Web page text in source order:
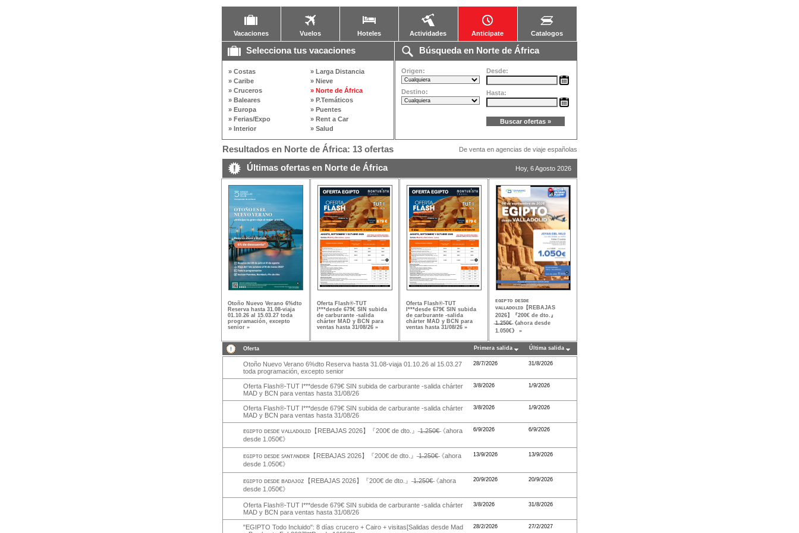
Vacaciones Vuelos Hoteles Actividades Anticipate Catalogos
Selecciona tus vacaciones Búsqueda en Norte de África
» Costas
» Caribe
» Cruceros
» Baleares
» Europa
» Ferias/Expo
» Interior
» Larga Distancia
» Nieve
» Norte de África
» P.Temáticos
» Puentes
» Rent a Car
» Salud
Origen:
Destino:
Desde:
Hasta:
Resultados en Norte de África: 13 ofertas De venta en agencias de viaje españolas
Últimas ofertas en Norte de África Hoy, 6 Agosto 2026
Otoño Nuevo Verano 6%dto
Reserva hasta 31.08-viaja
01.10.26 al 15.03.27 toda
programación, excepto
senior »
Oferta Flash®-TUT
I***desde 679€ SIN subida
de carburante -salida
chárter MAD y BCN para
ventas hasta 31/08/26 »
Oferta Flash®-TUT
I***desde 679€ SIN subida
de carburante -salida
chárter MAD y BCN para
ventas hasta 31/08/26 »
ᴇɢɪᴘᴛᴏ ᴅᴇꜱᴅᴇ
ᴠᴀʟʟᴀᴅᴏʟɪᴅ【REBAJAS
2026】『200€ de dto.』
̶1̶.̶2̶5̶0̶€̶《ahora desde
1.050€》 »
Oferta Primera salida Última salida
Otoño Nuevo Verano 6%dto Reserva hasta 31.08-viaja 01.10.26 al 15.03.27
toda programación, excepto senior
28/7/2026 31/8/2026
Oferta Flash®-TUT I***desde 679€ SIN subida de carburante -salida chárter
MAD y BCN para ventas hasta 31/08/26
3/8/2026 1/9/2026
Oferta Flash®-TUT I***desde 679€ SIN subida de carburante -salida chárter
MAD y BCN para ventas hasta 31/08/26
3/8/2026 1/9/2026
ᴇɢɪᴘᴛᴏ ᴅᴇꜱᴅᴇ ᴠᴀʟʟᴀᴅᴏʟɪᴅ【REBAJAS 2026】『200€ de dto.』 ̶1̶.̶2̶5̶0̶€̶《ahora
desde 1.050€》
6/9/2026 6/9/2026
ᴇɢɪᴘᴛᴏ ᴅᴇꜱᴅᴇ ꜱᴀɴᴛᴀɴᴅᴇʀ【REBAJAS 2026】『200€ de dto.』 ̶1̶.̶2̶5̶0̶€̶《ahora
desde 1.050€》
13/9/2026 13/9/2026
ᴇɢɪᴘᴛᴏ ᴅᴇꜱᴅᴇ ʙᴀᴅᴀᴊᴏᴢ【REBAJAS 2026】『200€ de dto.』 ̶1̶.̶2̶5̶0̶€̶《ahora
desde 1.050€》
20/9/2026 20/9/2026
Oferta Flash®-TUT I***desde 679€ SIN subida de carburante -salida chárter
MAD y BCN para ventas hasta 31/08/26
3/8/2026 31/8/2026
"EGIPTO Todo Incluido": 8 días crucero + Cairo + visitas[Salidas desde Mad
28/2/2026 27/2/2027